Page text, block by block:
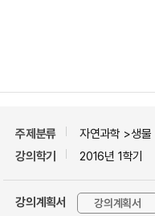
주제분류
자연과학 >생물
강의학기
2016년 1학기
강의계획서 강의계획서